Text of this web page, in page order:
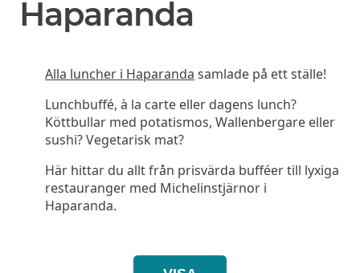
Haparanda
Alla luncher i Haparanda samlade på ett ställe!
Lunchbuffé, à la carte eller dagens lunch?
Köttbullar med potatismos, Wallenbergare eller
sushi? Vegetarisk mat?
Här hittar du allt från prisvärda bufféer till lyxiga
restauranger med Michelinstjärnor i
Haparanda.